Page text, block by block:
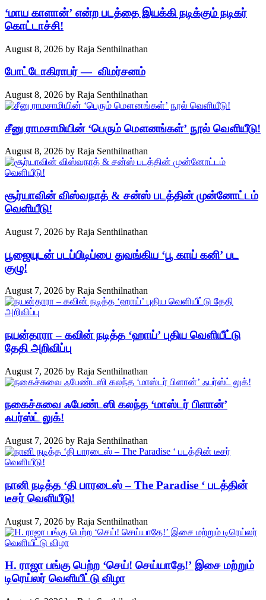
‘மாய காளான்’ என்ற படத்தை இயக்கி நடிக்கும் நடிகர்
கொட்டாச்சி!
August 8, 2026 by Raja Senthilnathan
போட்டோகிராபர் — விமர்சனம்
August 8, 2026 by Raja Senthilnathan
சீனு ராமசாமியின் ‘பெரும் மௌனங்கள்’ நூல் வெளியீடு!
August 8, 2026 by Raja Senthilnathan
சூர்யாவின் விஸ்வநாத் & சன்ஸ் படத்தின் முன்னோட்டம்
வெளியீடு!
August 7, 2026 by Raja Senthilnathan
பூஜையுடன் படப்பிடிப்பை துவங்கிய ‘பூ காய் கனி’ பட
குழு!
August 7, 2026 by Raja Senthilnathan
நயன்தாரா – கவின் நடித்த ‘ஹாய்’ புதிய வெளியீட்டு
தேதி அறிவிப்பு
August 7, 2026 by Raja Senthilnathan
நகைச்சுவை ஃபேண்டஸி கலந்த ‘மாஸ்டர் பிளான்’
ஃபர்ஸ்ட் லுக்!
August 7, 2026 by Raja Senthilnathan
நானி நடித்த ‘தி பாரடைஸ் – The Paradise ‘ படத்தின்
டீசர் வெளியீடு!
August 7, 2026 by Raja Senthilnathan
H. ராஜா பங்கு பெற்ற ‘செய்! செய்யாதே!’ இசை மற்றும்
டிரெய்லர் வெளியீட்டு விழா